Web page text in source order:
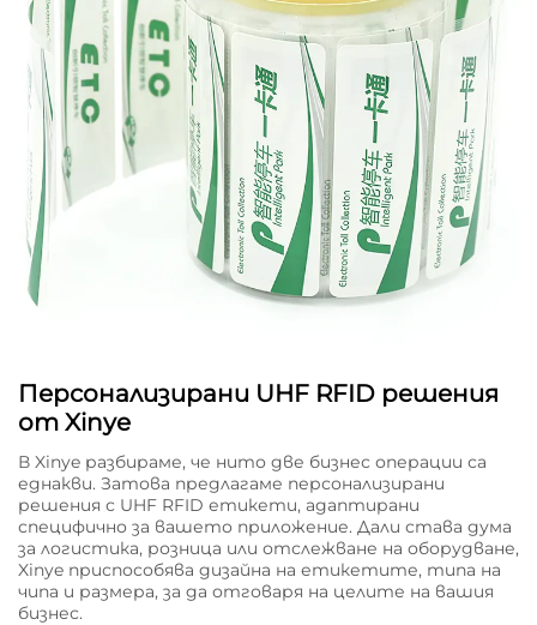
Персонализирани UHF RFID решения
от Xinye
В Xinye разбираме, че нито две бизнес операции са
еднакви. Затова предлагаме персонализирани
решения с UHF RFID етикети, адаптирани
специфично за вашето приложение. Дали става дума
за логистика, розница или отслежване на оборудване,
Xinye приспособява дизайна на етикетите, типа на
чипа и размера, за да отговаря на целите на вашия
бизнес.